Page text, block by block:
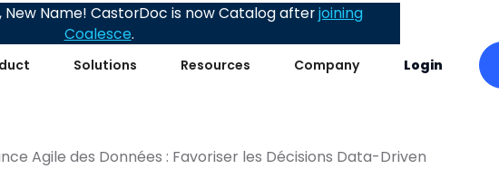
Solutions Resources Company Login
New Name! CastorDoc is now Catalog afterjoining
Coalesce.
Agile des Données : Favoriser les Décisions Data-Driven